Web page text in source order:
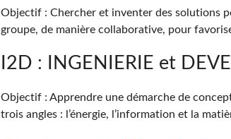
Objectif : Chercher et inventer des solutions
groupe, de manière collaborative, pour
I2D : INGENIERIE et
Objectif : Apprendre une démarche de
trois angles : l’énergie, l’information et la